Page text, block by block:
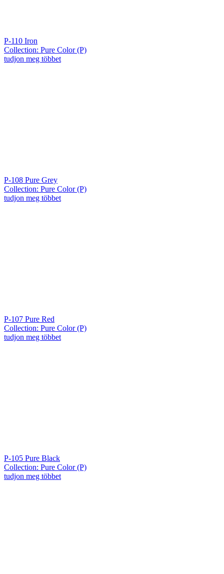
P-110 Iron
Collection: Pure Color (P)
tudjon meg többet
P-108 Pure Grey
Collection: Pure Color (P)
tudjon meg többet
P-107 Pure Red
Collection: Pure Color (P)
tudjon meg többet
P-105 Pure Black
Collection: Pure Color (P)
tudjon meg többet